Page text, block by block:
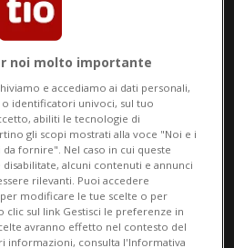
da sè, e oggi apre la
la popolazione
è stato categorico: la
già partire da
dipende
noi molto importante
e accediamo ai dati personali,
identificatori univoci, sul tuo
abiliti le tecnologie di
gli scopi mostrati alla voce "Noi e i
fornire". Nel caso in cui queste
alcuni contenuti e annunci
rilevanti. Puoi accedere
modificare le tue scelte o per
clic sul link Gestisci le preferenze in
avranno effetto nel contesto del
informazioni, consulta l'Informativa